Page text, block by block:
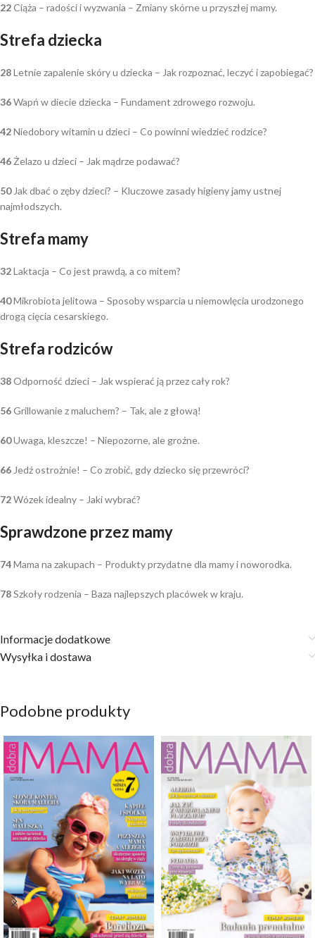
22Ciąża – radości i wyzwania – Zmiany skórne u przyszłej mamy.
Strefa dziecka
28Letnie zapalenie skóry u dziecka – Jak rozpoznać, leczyć i zapobiegać?
36Wapń w diecie dziecka – Fundament zdrowego rozwoju.
42Niedobory witamin u dzieci – Co powinni wiedzieć rodzice?
46 Żelazo u dzieci – Jak mądrze podawać?
50Jak dbać o zęby dzieci? – Kluczowe zasady higieny jamy ustnej
najmłodszych.
Strefa mamy
32Laktacja – Co jest prawdą, a co mitem?
40Mikrobiota jelitowa – Sposoby wsparcia u niemowlęcia urodzonego
drogą cięcia cesarskiego.
Strefa rodziców
38Odporność dzieci – Jak wspierać ją przez cały rok?
56Grillowanie z maluchem? – Tak, ale z głową!
60Uwaga, kleszcze! – Niepozorne, ale groźne.
66 Jedź ostrożnie! – Co zrobić, gdy dziecko się przewróci?
72Wózek idealny – Jaki wybrać?
Sprawdzone przez mamy
74Mama na zakupach – Produkty przydatne dla mamy i noworodka.
78Szkoły rodzenia – Baza najlepszych placówek w kraju.
Informacje dodatkowe
Wysyłka i dostawa
Podobne produkty